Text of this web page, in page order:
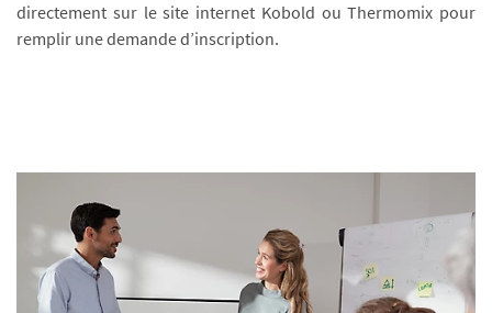
directement sur le site internet Kobold ou Thermomix pour
remplir une demande d’inscription.